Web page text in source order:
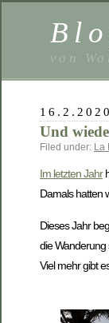
von
16.2.2020
Und
Filed under: La
Im letzten Jahr
Damals hatten
Dieses Jahr
die Wanderung
Viel mehr gibt